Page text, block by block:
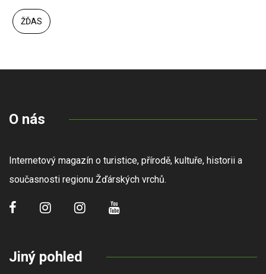
ŽĎAS
O nás
Internetový magazín o turistice, přírodě, kultuře, historii a
současnosti regionu Žďárských vrchů.
Jiný pohled